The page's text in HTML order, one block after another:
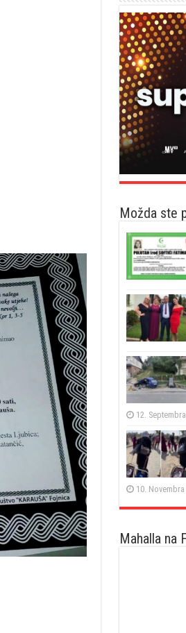
Možda ste
12. Septembra
10. Novembra
Mahalla na